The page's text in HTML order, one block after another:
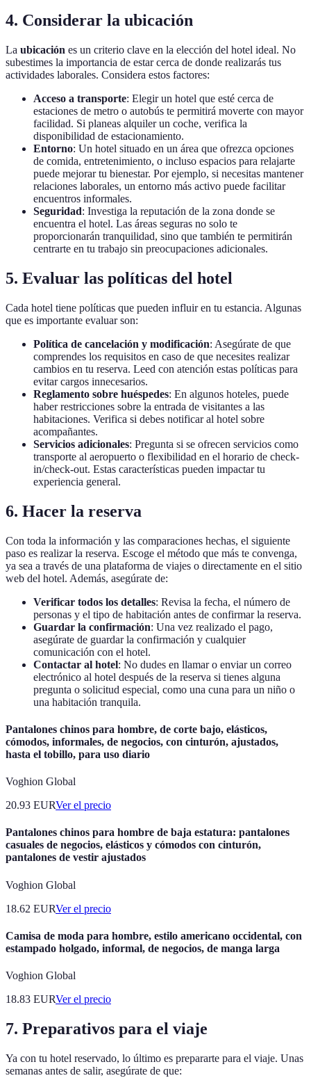
4. Considerar la ubicación
La ubicación es un criterio clave en la elección del hotel ideal. No
subestimes la importancia de estar cerca de donde realizarás tus
actividades laborales. Considera estos factores:
Acceso a transporte: Elegir un hotel que esté cerca de
estaciones de metro o autobús te permitirá moverte con mayor
facilidad. Si planeas alquiler un coche, verifica la
disponibilidad de estacionamiento.
Entorno: Un hotel situado en un área que ofrezca opciones
de comida, entretenimiento, o incluso espacios para relajarte
puede mejorar tu bienestar. Por ejemplo, si necesitas mantener
relaciones laborales, un entorno más activo puede facilitar
encuentros informales.
Seguridad: Investiga la reputación de la zona donde se
encuentra el hotel. Las áreas seguras no solo te
proporcionarán tranquilidad, sino que también te permitirán
centrarte en tu trabajo sin preocupaciones adicionales.
5. Evaluar las políticas del hotel
Cada hotel tiene políticas que pueden influir en tu estancia. Algunas
que es importante evaluar son:
Política de cancelación y modificación: Asegúrate de que
comprendes los requisitos en caso de que necesites realizar
cambios en tu reserva. Leed con atención estas políticas para
evitar cargos innecesarios.
Reglamento sobre huéspedes: En algunos hoteles, puede
haber restricciones sobre la entrada de visitantes a las
habitaciones. Verifica si debes notificar al hotel sobre
acompañantes.
Servicios adicionales: Pregunta si se ofrecen servicios como
transporte al aeropuerto o flexibilidad en el horario de check-
in/check-out. Estas características pueden impactar tu
experiencia general.
6. Hacer la reserva
Con toda la información y las comparaciones hechas, el siguiente
paso es realizar la reserva. Escoge el método que más te convenga,
ya sea a través de una plataforma de viajes o directamente en el sitio
web del hotel. Además, asegúrate de:
Verificar todos los detalles: Revisa la fecha, el número de
personas y el tipo de habitación antes de confirmar la reserva.
Guardar la confirmación: Una vez realizado el pago,
asegúrate de guardar la confirmación y cualquier
comunicación con el hotel.
Contactar al hotel: No dudes en llamar o enviar un correo
electrónico al hotel después de la reserva si tienes alguna
pregunta o solicitud especial, como una cuna para un niño o
una habitación tranquila.
Pantalones chinos para hombre, de corte bajo, elásticos,
cómodos, informales, de negocios, con cinturón, ajustados,
hasta el tobillo, para uso diario
Voghion Global
20.93 EURVer el precio
Pantalones chinos para hombre de baja estatura: pantalones
casuales de negocios, elásticos y cómodos con cinturón,
pantalones de vestir ajustados
Voghion Global
18.62 EURVer el precio
Camisa de moda para hombre, estilo americano occidental, con
estampado holgado, informal, de negocios, de manga larga
Voghion Global
18.83 EURVer el precio
7. Preparativos para el viaje
Ya con tu hotel reservado, lo último es prepararte para el viaje. Unas
semanas antes de salir, asegúrate de que: